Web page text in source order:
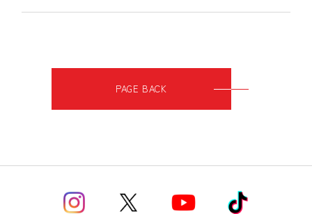
PAGE BACK